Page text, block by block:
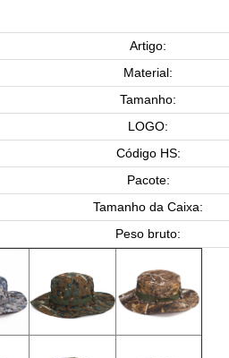
Artigo:
Material:
Tamanho:
LOGO:
Código HS:
Pacote:
Tamanho da Caixa:
Peso bruto: